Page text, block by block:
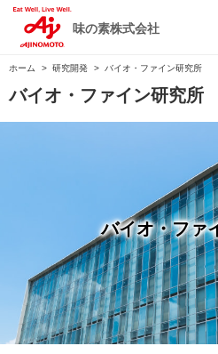
味の素株式会社
ホーム 研究開発 バイオ・ファイン研究所
バイオ・ファイン研究所
バイオ・ファ